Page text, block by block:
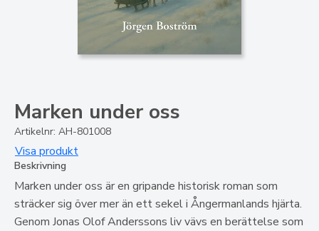
Marken under oss
Artikelnr: AH-801008
Visa produkt
Beskrivning
Marken under oss är en gripande historisk roman som
sträcker sig över mer än ett sekel i Ångermanlands hjärta.
Genom Jonas Olof Anderssons liv vävs en berättelse som